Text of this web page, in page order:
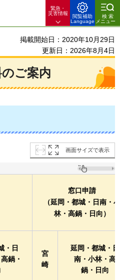
緊急・
災害情報
閲覧補助
Language
検索
メニュー
掲載開始日：2020年10月29日
更新日：2026年8月4日
ご案内
画面サイズで表示
窓口申請
（延岡・都城・日南・小
林・高鍋・日向）
・日
鍋・
宮
崎
延岡・都城・日
南・小林・高
鍋・日向